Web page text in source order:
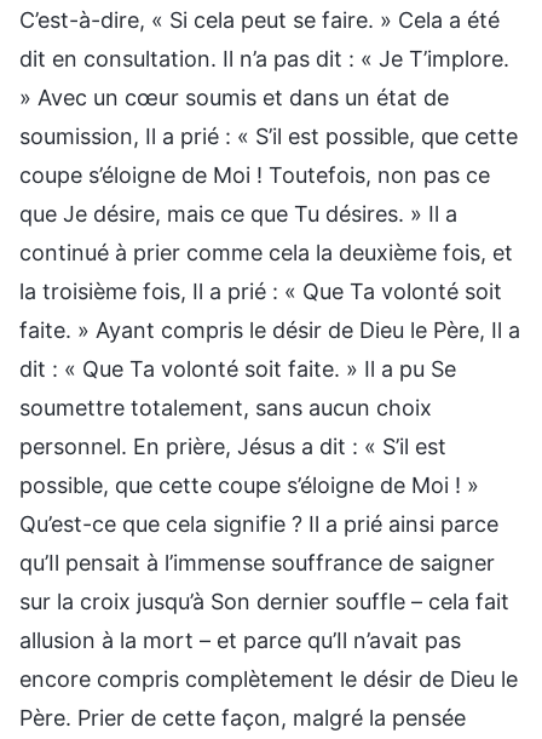
C’est-à-dire, « Si cela peut se faire. » Cela a été
dit en consultation. Il n’a pas dit : « Je T’implore.
» Avec un cœur soumis et dans un état de
soumission, Il a prié : « S’il est possible, que cette
coupe s’éloigne de Moi ! Toutefois, non pas ce
que Je désire, mais ce que Tu désires. » Il a
continué à prier comme cela la deuxième fois, et
la troisième fois, Il a prié : « Que Ta volonté soit
faite. » Ayant compris le désir de Dieu le Père, Il a
dit : « Que Ta volonté soit faite. » Il a pu Se
soumettre totalement, sans aucun choix
personnel. En prière, Jésus a dit : « S’il est
possible, que cette coupe s’éloigne de Moi ! »
Qu’est-ce que cela signifie ? Il a prié ainsi parce
qu’Il pensait à l’immense souffrance de saigner
sur la croix jusqu’à Son dernier souffle – cela fait
allusion à la mort – et parce qu’Il n’avait pas
encore compris complètement le désir de Dieu le
Père. Prier de cette façon, malgré la pensée